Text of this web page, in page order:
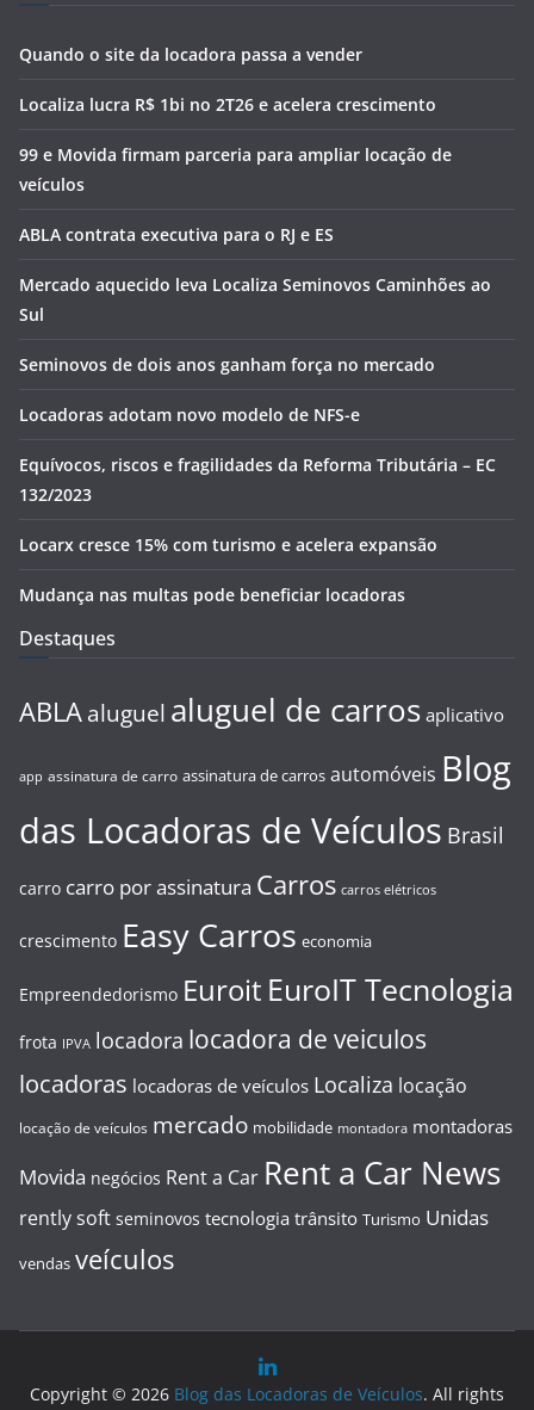
Quando o site da locadora passa a vender
Localiza lucra R$ 1bi no 2T26 e acelera crescimento
99 e Movida firmam parceria para ampliar locação de
veículos
ABLA contrata executiva para o RJ e ES
Mercado aquecido leva Localiza Seminovos Caminhões ao
Sul
Seminovos de dois anos ganham força no mercado
Locadoras adotam novo modelo de NFS-e
Equívocos, riscos e fragilidades da Reforma Tributária – EC
132/2023
Locarx cresce 15% com turismo e acelera expansão
Mudança nas multas pode beneficiar locadoras
Destaques
ABLA aluguel aluguel de carros aplicativo
app assinatura de carro assinatura de carros automóveis Blog
das Locadoras de Veículos Brasil
carro carro por assinatura Carros carros elétricos
crescimento Easy Carros economia
Empreendedorismo Euroit EuroIT Tecnologia
frota IPVA locadora locadora de veiculos
locadoras locadoras de veículos Localiza locação
locação de veículos mercado mobilidade montadora montadoras
Movida negócios Rent a Car Rent a Car News
rently soft seminovos tecnologia trânsito Turismo Unidas
vendas veículos
Copyright © 2026 Blog das Locadoras de Veículos. All rights